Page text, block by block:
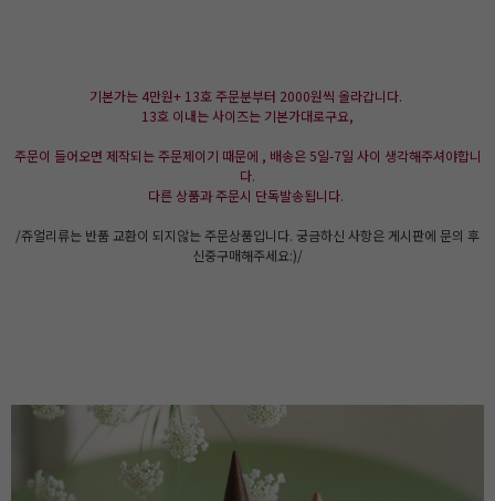
기본가는 4만원+ 13호 주문분부터 2000원씩 올라갑니다.
13호 이내는 사이즈는 기본가대로구요,
주문이 들어오면 제작되는 주문제이기 때문에 , 배송은 5일-7일 사이 생각해주셔야합니
다.
다른 상품과 주문시 단독발송됩니다.
/쥬얼리류는 반품 교환이 되지않는 주문상품입니다. 궁금하신 사항은 게시판에 문의 후
신중구매해주세요:)/